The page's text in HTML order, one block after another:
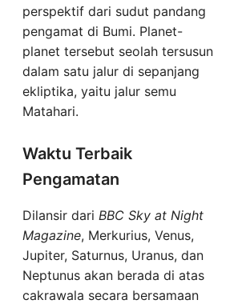
perspektif dari sudut pandang
pengamat di Bumi. Planet-
planet tersebut seolah tersusun
dalam satu jalur di sepanjang
ekliptika, yaitu jalur semu
Matahari.
Waktu Terbaik
Pengamatan
Dilansir dari BBC Sky at Night
Magazine, Merkurius, Venus,
Jupiter, Saturnus, Uranus, dan
Neptunus akan berada di atas
cakrawala secara bersamaan